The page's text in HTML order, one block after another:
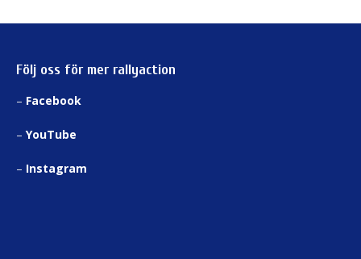
Följ oss för mer rallyaction
– Facebook
– YouTube
– Instagram